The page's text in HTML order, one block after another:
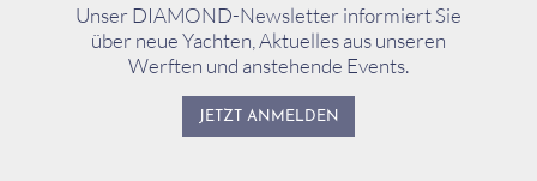
Unser DIAMOND-Newsletter informiert Sie
über neue Yachten, Aktuelles aus unseren
Werften und anstehende Events.
JETZT ANMELDEN